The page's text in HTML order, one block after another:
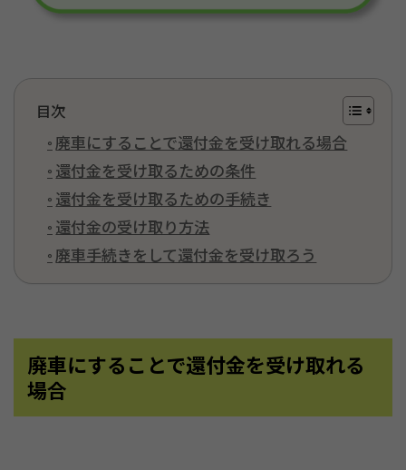
目次
廃車にすることで還付金を受け取れる場合
還付金を受け取るための条件
還付金を受け取るための手続き
還付金の受け取り方法
廃車手続きをして還付金を受け取ろう
廃車にすることで還付金を受け取れる
場合